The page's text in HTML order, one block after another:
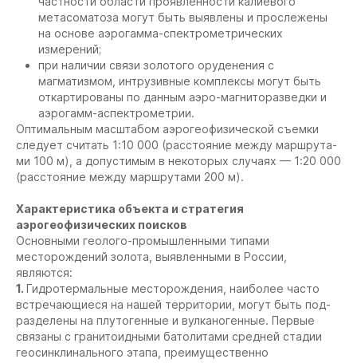
метасоматоза могут быть выявлены и прослежены
на основе аэрогамма-спектрометрических
измерений;
при наличии связи золотого оруденения с
магматизмом, интрузивные комплексы могут быть
откартированы по данным аэро-магниторазведки и
аэрогамм-аспектрометрии.
Оптимальным масштабом аэрогеофизической съемки
следует считать 1:10 000 (расстояние между маршрута-
ми 100 м), а допустимым в некоторых случаях — 1:20 000
(расстояние между маршрутами 200 м).
Характеристика объекта и стратегия
аэрогеофизических поисков
Основными геолого-промышленными типами
месторождений золота, выявленными в России,
являются:
1. Гидротермальные месторождения, наиболее часто
встречающиеся на нашей территории, могут быть под-
разделены на плутогенные и вулканогенные. Первые
связаны с гранитоидными батолитами средней стадии
геосинклинального этапа, преимущественно